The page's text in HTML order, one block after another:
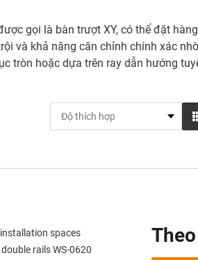
gọi là bàn trượt XY, có thể đặt
và khả năng căn chỉnh chính xác
tròn hoặc dựa trên ray dẫn hướng
spaces
rails WS-0620